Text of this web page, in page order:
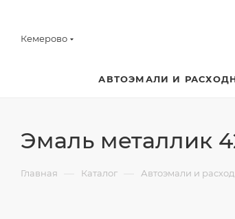
Кемерово
АВТОЭМАЛИ И
Эмаль металлик
Главная — Каталог — Автоэмали и